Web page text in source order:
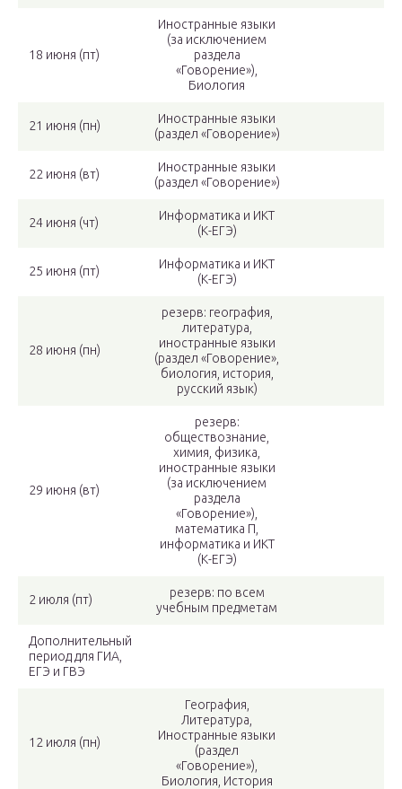
18 июня (пт)
Иностранные языки
(за исключением
раздела
«Говорение»),
Биология
21 июня (пн)
Иностранные языки
(раздел «Говорение»)
22 июня (вт)
Иностранные языки
(раздел «Говорение»)
24 июня (чт)
Информатика и ИКТ
(К-ЕГЭ)
25 июня (пт)
Информатика и ИКТ
(К-ЕГЭ)
28 июня (пн)
резерв: география,
литература,
иностранные языки
(раздел «Говорение»,
биология, история,
русский язык)
29 июня (вт)
резерв:
обществознание,
химия, физика,
иностранные языки
(за исключением
раздела
«Говорение»),
математика П,
информатика и ИКТ
(К-ЕГЭ)
2 июля (пт)
резерв: по всем
учебным предметам
Дополнительный
период для ГИА,
ЕГЭ и ГВЭ
12 июля (пн)
География,
Литература,
Иностранные языки
(раздел
«Говорение»),
Биология, История